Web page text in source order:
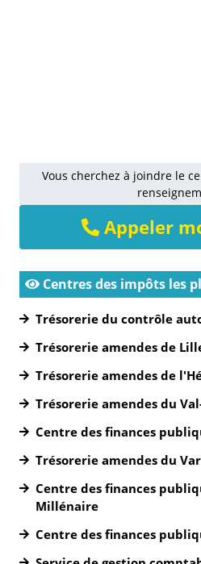
Vous cherchez à joindre le
Appeler
Centres des impôts les
Trésorerie du contrôle
Trésorerie amendes de
Trésorerie amendes de
Trésorerie amendes du
Centre des finances
Trésorerie amendes du Var
Centre des finances
Millénaire
Centre des finances